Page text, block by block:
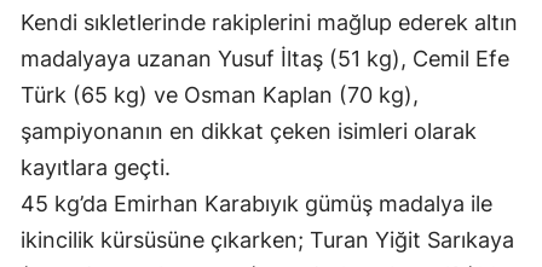
Mersin
İstanbul
İzmir
Kars
Kastamonu
Kendi sıkletlerinde rakiplerini mağlup ederek altın
madalyaya uzanan Yusuf İltaş (51 kg), Cemil Efe
Türk (65 kg) ve Osman Kaplan (70 kg),
şampiyonanın en dikkat çeken isimleri olarak
kayıtlara geçti.
45 kg’da Emirhan Karabıyık gümüş madalya ile
ikincilik kürsüsüne çıkarken; Turan Yiğit Sarıkaya